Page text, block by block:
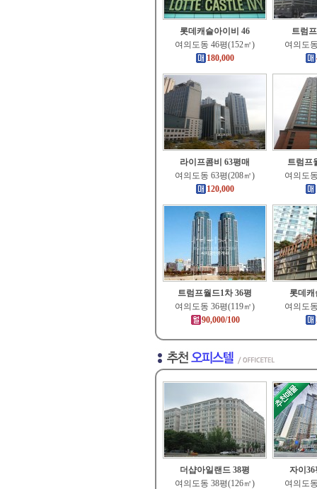
롯데캐슬아이비 46
여의도동 46평(152㎡)
180,000
트럼
여의도
라이프콤비 63평매
여의도동 63평(208㎡)
120,000
트럼프
여의도
트럼프월드1차 36평
여의도동 36평(119㎡)
90,000/100
롯데캐
여의도
더샵아일랜드 38평
여의도동 38평(126㎡)
자이
여의도